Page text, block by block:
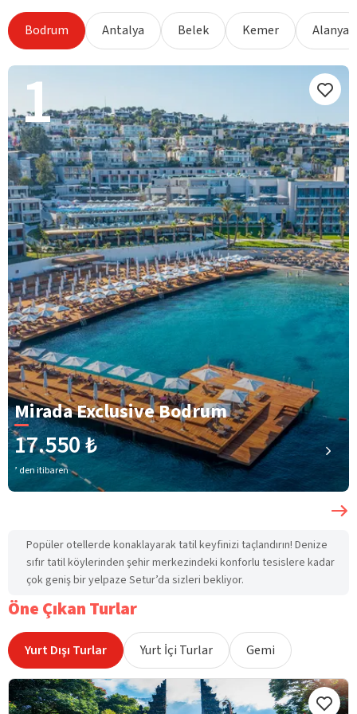
Bodrum Antalya Belek Kemer Alanya
1
Mirada Exclusive Bodrum
17.550 ₺
’ den itibaren
Popüler otellerde konaklayarak tatil keyfinizi taçlandırın! Denize
sıfır tatil köylerinden şehir merkezindeki konforlu tesislere kadar
çok geniş bir yelpaze Setur’da sizleri bekliyor.
Öne Çıkan Turlar
Yurt Dışı Turlar Yurt İçi Turlar Gemi